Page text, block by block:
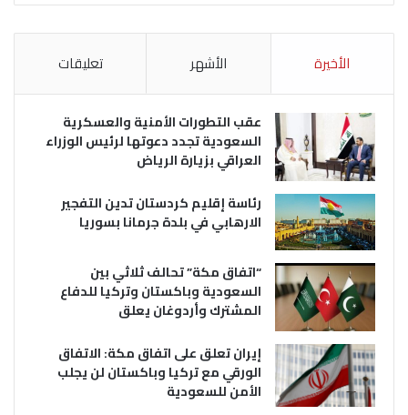
الأخيرة الأشهر تعليقات
عقب التطورات الأمنية والعسكرية
السعودية تجدد دعوتها لرئيس الوزراء
العراقي بزيارة الرياض
رئاسة إقليم كردستان تدين التفجير
الارهابي في بلدة جرمانا بسوريا
“اتفاق مكة” تحالف ثلاثي بين
السعودية وباكستان وتركيا للدفاع
المشترك وأردوغان يعلق
إيران تعلق على اتفاق مكة: الاتفاق
الورقي مع تركيا وباكستان لن يجلب
الأمن للسعودية